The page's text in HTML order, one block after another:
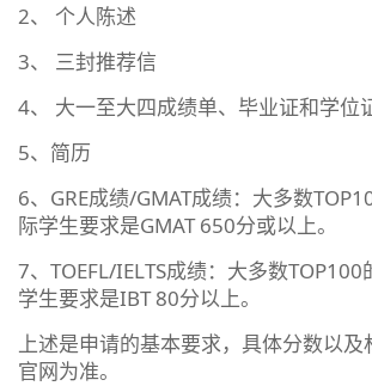
2、 个人陈述
3、 三封推荐信
4、 大一至大四成绩单、毕业证和学位
5、简历
6、GRE成绩/GMAT成绩：大多数
际学生要求是GMAT 650分或以上。
7、TOEFL/IELTS成绩：大多数
学生要求是IBT 80分以上。
上述是申请的基本要求，具体分数以及
官网为准。